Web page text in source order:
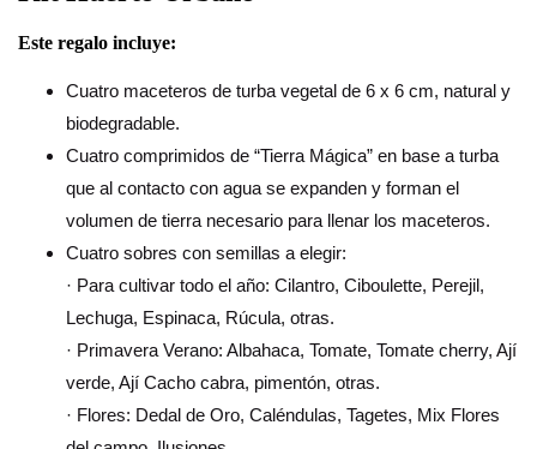
Este regalo incluye:
Cuatro maceteros de turba vegetal de 6 x 6 cm, natural y
biodegradable.
Cuatro comprimidos de “Tierra Mágica” en base a turba
que al contacto con agua se expanden y forman el
volumen de tierra necesario para llenar los maceteros.
Cuatro sobres con semillas a elegir:
· Para cultivar todo el año: Cilantro, Ciboulette, Perejil,
Lechuga, Espinaca, Rúcula, otras.
· Primavera Verano: Albahaca, Tomate, Tomate cherry, Ají
verde, Ají Cacho cabra, pimentón, otras.
· Flores: Dedal de Oro, Caléndulas, Tagetes, Mix Flores